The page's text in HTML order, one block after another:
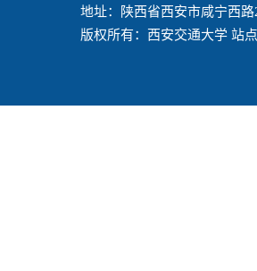
地址：陕西省西安市咸宁西
版权所有：西安交通大学 站